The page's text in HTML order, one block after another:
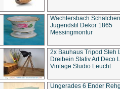
Wächtersbach Schälchen
Jugendstil Dekor 1865
Messingmontur
2x Bauhaus Tripod Steh
Dreibein Stativ Art Deco
Vintage Studio Leucht
Ungerades 6 Ender